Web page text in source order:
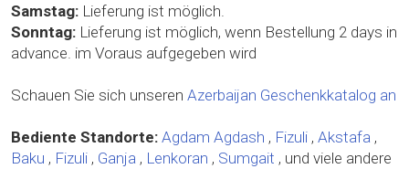
Samstag: Lieferung ist möglich.
Sonntag: Lieferung ist möglich, wenn Bestellung 2 days in
advance. im Voraus aufgegeben wird
Schauen Sie sich unseren Azerbaijan Geschenkkatalog an
Bediente Standorte: Agdam Agdash , Fizuli , Akstafa ,
Baku , Fizuli , Ganja , Lenkoran , Sumgait , und viele andere